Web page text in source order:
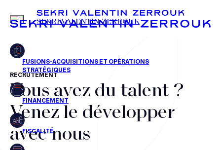
FR EN
MENU SEKRI VALENTIN ZERROUK
Fusions-acquisitions et opérations stratégiques
Financement
Fiscalité
RECRUTEMENT
Vous avez du talent ?
Venez le développer
avec nous